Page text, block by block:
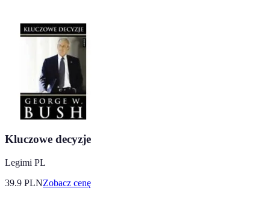
Kluczowe decyzje
Legimi PL
39.9 PLNZobacz cenę